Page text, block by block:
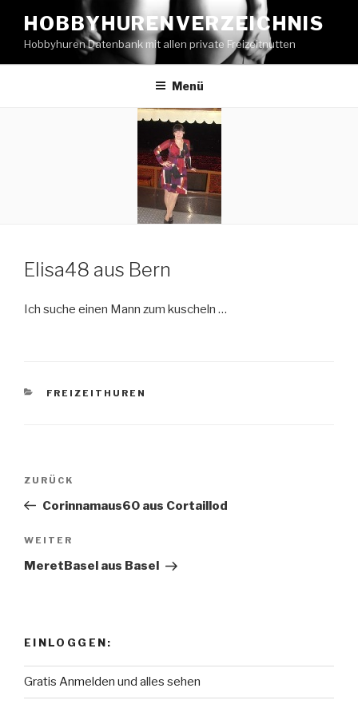
Inhalt
springen
HOBBYHURENVERZEICHNIS
Hobbyhuren Datenbank mit allen private Freizeitnutten
Menü
Elisa48 aus Bern
Ich suche einen Mann zum kuscheln …
KATEGORIEN
FREIZEITHUREN
Beitragsnavigation
Vorheriger
Beitrag
ZURÜCK
Corinnamaus60 aus Cortaillod
Nächster
Beitrag
WEITER
MeretBasel aus Basel
EINLOGGEN:
Gratis Anmelden und alles sehen